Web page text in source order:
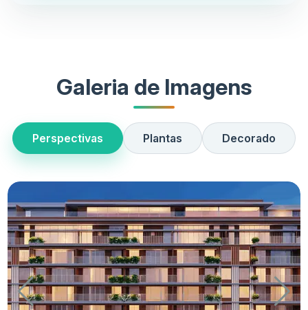
Galeria de Imagens
Perspectivas Plantas Decorado